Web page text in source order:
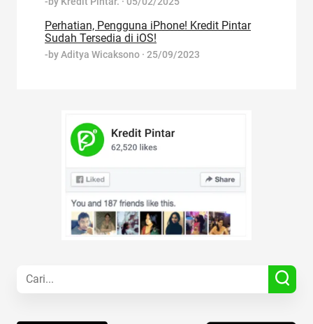
Perhatian, Pengguna iPhone! Kredit Pintar
Sudah Tersedia di iOS!
-byAditya Wicaksono · 25/09/2023